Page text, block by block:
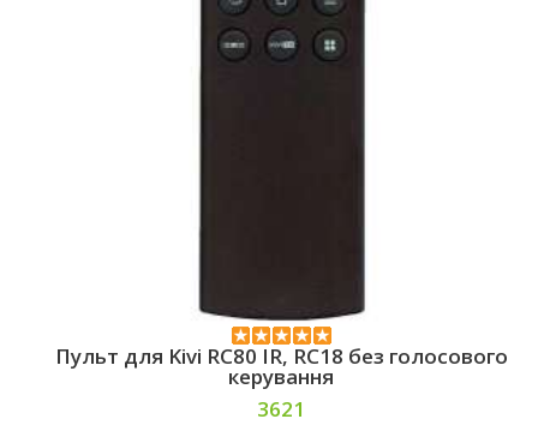
Пульт для Kivi RC80 IR, RC18 без голосового
керування
3621